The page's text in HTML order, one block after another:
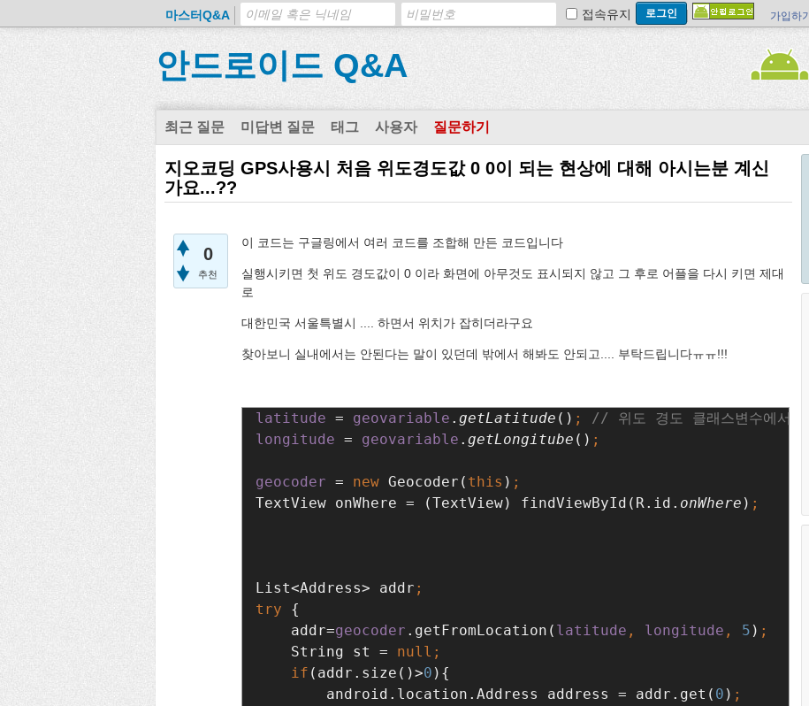
마스터Q&A 접속유지 가입하기
안드로이드 Q&A
최근 질문 미답변 질문 태그 사용자 질문하기
지오코딩 GPS사용시 처음 위도경도값 0 0이 되는 현상에 대해 아시는분 계신
가요...??
0
추천
이 코드는 구글링에서 여러 코드를 조합해 만든 코드입니다
실행시키면 첫 위도 경도값이 0 이라 화면에 아무것도 표시되지 않고 그 후로 어플을 다시 키면 제대
로
대한민국 서울특별시 .... 하면서 위치가 잡히더라구요
찾아보니 실내에서는 안된다는 말이 있던데 밖에서 해봐도 안되고.... 부탁드립니다ㅠㅠ!!!
latitude = geovariable . getLatitude () ;
longitude = geovariable . getLongitube ()
geocoder = new Geocoder( this )
TextView onWhere = (TextView) findViewById(R.id. onWhere )
List<Address> addr
try {
    addr=
geocoder .getFromLocation( latitude , longitude , 5 )
String st =
    if
(addr.size()>0 ){
        android.location.Address address = addr.get(
0 )